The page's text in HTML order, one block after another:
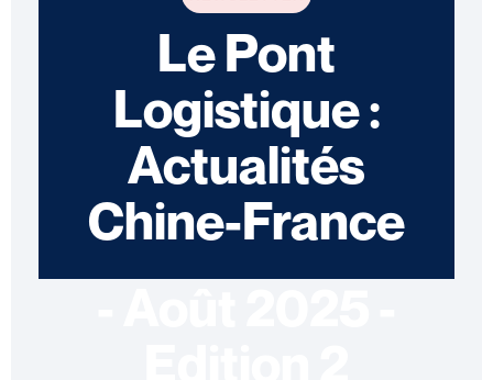
Le Pont
Logistique :
Actualités
Chine-France